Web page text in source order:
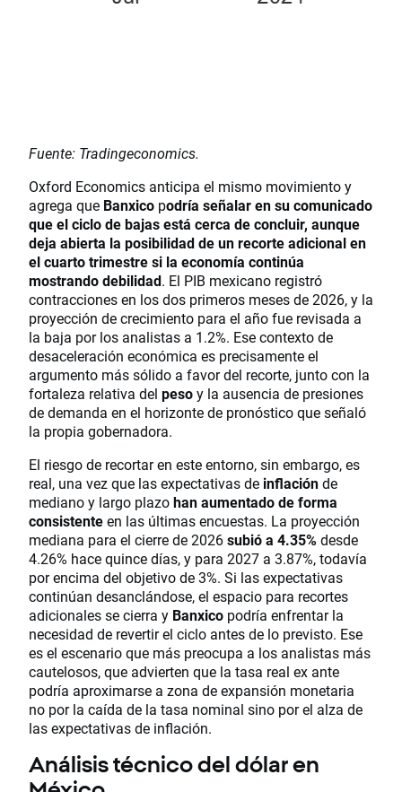
Fuente: Tradingeconomics.
Oxford Economics anticipa el mismo movimiento y
agrega que Banxico podría señalar en su comunicado
que el ciclo de bajas está cerca de concluir, aunque
deja abierta la posibilidad de un recorte adicional en
el cuarto trimestre si la economía continúa
mostrando debilidad. El PIB mexicano registró
contracciones en los dos primeros meses de 2026, y la
proyección de crecimiento para el año fue revisada a
la baja por los analistas a 1.2%. Ese contexto de
desaceleración económica es precisamente el
argumento más sólido a favor del recorte, junto con la
fortaleza relativa del pesoy la ausencia de presiones
de demanda en el horizonte de pronóstico que señaló
la propia gobernadora.
El riesgo de recortar en este entorno, sin embargo, es
real, una vez que las expectativas de inflaciónde
mediano y largo plazohan aumentado de forma
consistenteen las últimas encuestas. La proyección
mediana para el cierre de 2026subió a 4.35%desde
4.26% hace quince días, y para 2027 a 3.87%, todavía
por encima del objetivo de 3%. Si las expectativas
continúan desanclándose, el espacio para recortes
adicionales se cierra y Banxico podría enfrentar la
necesidad de revertir el ciclo antes de lo previsto. Ese
es el escenario que más preocupa a los analistas más
cautelosos, que advierten que la tasa real ex ante
podría aproximarse a zona de expansión monetaria
no por la caída de la tasa nominal sino por el alza de
las expectativas de inflación.
Análisis técnico del dólar en